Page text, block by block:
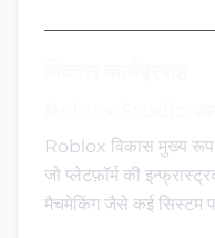
Roblox विकास मुख्य रूप
जो प्लेटफ़ॉर्म की
मैचमेकिंग जैसे कई सिस्टम